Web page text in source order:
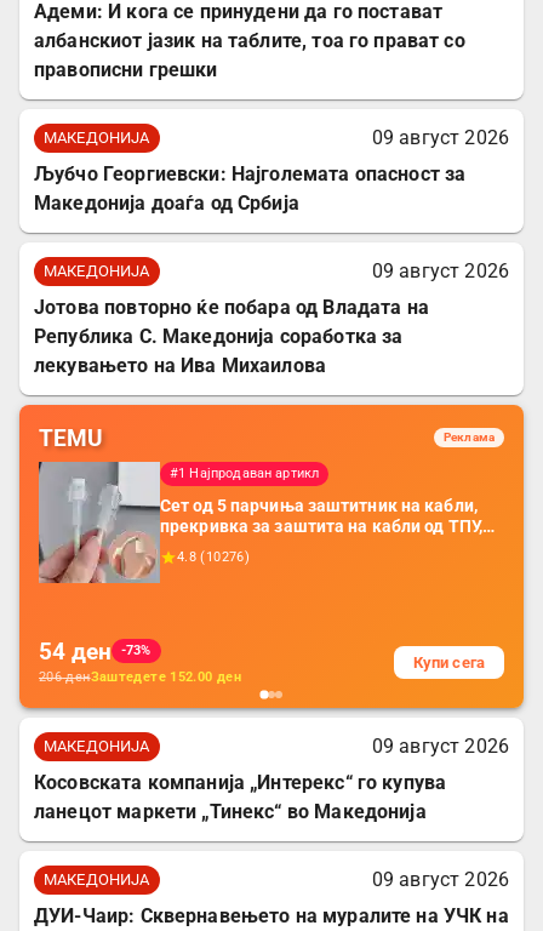
Адеми: И кога се принудени да го постават
албанскиот јазик на таблите, тоа го прават со
правописни грешки
МАКЕДОНИЈА
09 август 2026
Љубчо Георгиевски: Најголемата опасност за
Македонија доаѓа од Србија
МАКЕДОНИЈА
09 август 2026
Јотова повторно ќе побара од Владата на
Република С. Македонија соработка за
лекувањето на Ива Михаилова
TEMU Реклама
#1 Најпродаван артикл
Сет од 5 парчиња заштитник на кабли,
прекривка за заштита на кабли од ТПУ,
додатоци за заштита на кабли, без
батерија, за мобилни телефони, комплет
4.8 (10276)
54 ден
-73%
206денЗаштедете 152.00 ден
Купи сега
МАКЕДОНИЈА
09 август 2026
Косовската компанија „Интерекс“ го купува
ланецот маркети „Тинекс“ во Македонија
МАКЕДОНИЈА
09 август 2026
ДУИ-Чаир: Сквернавењето на муралите на УЧК на